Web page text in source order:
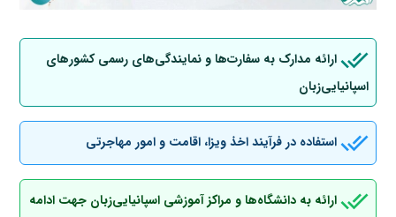
ارائه مدارک به سفارت‌ها و نمایندگی‌های رسمی کشورهای
اسپانیایی‌زبان
استفاده در فرآیند اخذ ویزا، اقامت و امور مهاجرتی
ارائه به دانشگاه‌ها و مراکز آموزشی اسپانیایی‌زبان جهت ادامه